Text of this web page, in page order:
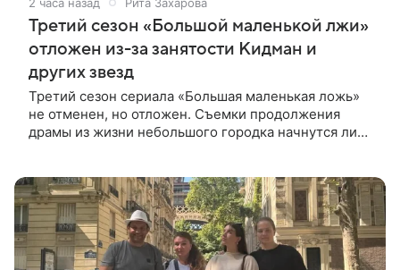
Третий сезон «Большой маленькой лжи»
отложен из-за занятости Кидман и
других звезд
Третий сезон сериала «Большая маленькая ложь»
не отменен, но отложен. Съемки продолжения
драмы из жизни небольшого городка начнутся лишь